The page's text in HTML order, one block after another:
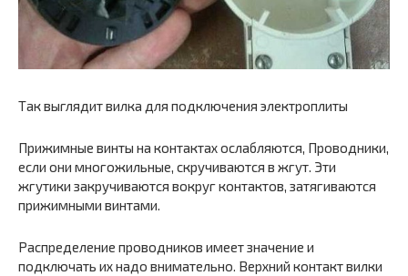
Так выглядит вилка для подключения электроплиты
Прижимные винты на контактах ослабляются, Проводники,
если они многожильные, скручиваются в жгут. Эти
жгутики закручиваются вокруг контактов, затягиваются
прижимными винтами.
Распределение проводников имеет значение и
подключать их надо внимательно. Верхний контакт вилки